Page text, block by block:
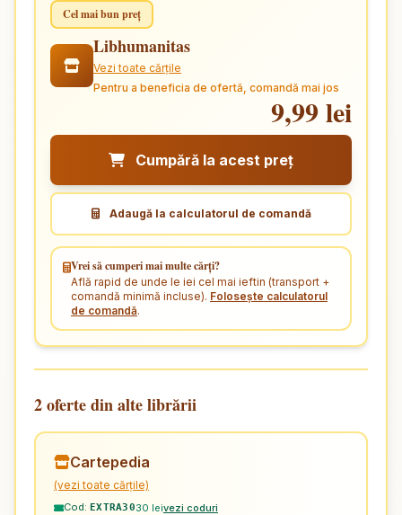
Cel mai bun preț
Libhumanitas
Vezi toate cărțile
Pentru a beneficia de ofertă, comandă mai jos
9,99 lei
Cumpără la acest preț
Adaugă la calculatorul de comandă
Vrei să cumperi mai multe cărți?
Află rapid de unde le iei cel mai ieftin (transport +
comandă minimă incluse). Folosește calculatorul
de comandă.
2 oferte din alte librării
Cartepedia
(vezi toate cărțile)
Cod: EXTRA3030 leivezi coduri